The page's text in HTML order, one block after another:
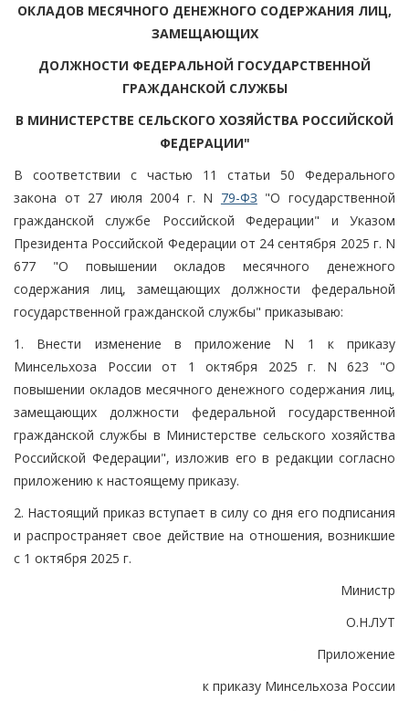
ОКЛАДОВ МЕСЯЧНОГО ДЕНЕЖНОГО СОДЕРЖАНИЯ ЛИЦ,
ЗАМЕЩАЮЩИХ
ДОЛЖНОСТИ ФЕДЕРАЛЬНОЙ ГОСУДАРСТВЕННОЙ
ГРАЖДАНСКОЙ СЛУЖБЫ
В МИНИСТЕРСТВЕ СЕЛЬСКОГО ХОЗЯЙСТВА РОССИЙСКОЙ
ФЕДЕРАЦИИ"
В соответствии с частью 11 статьи 50 Федерального
закона от 27 июля 2004 г. N 79-ФЗ "О государственной
гражданской службе Российской Федерации" и Указом
Президента Российской Федерации от 24 сентября 2025 г. N
677 "О повышении окладов месячного денежного
содержания лиц, замещающих должности федеральной
государственной гражданской службы" приказываю:
1. Внести изменение в приложение N 1 к приказу
Минсельхоза России от 1 октября 2025 г. N 623 "О
повышении окладов месячного денежного содержания лиц,
замещающих должности федеральной государственной
гражданской службы в Министерстве сельского хозяйства
Российской Федерации", изложив его в редакции согласно
приложению к настоящему приказу.
2. Настоящий приказ вступает в силу со дня его подписания
и распространяет свое действие на отношения, возникшие
с 1 октября 2025 г.
Министр
О.Н.ЛУТ
Приложение
к приказу Минсельхоза России